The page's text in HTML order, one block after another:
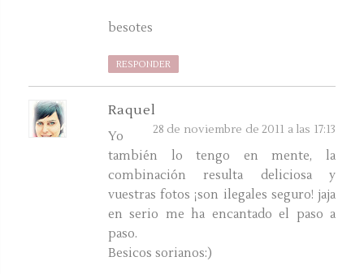
besotes
RESPONDER
Raquel
28 de noviembre de 2011 a las 17:13
Yo
también lo tengo en mente, la
combinación resulta deliciosa y
vuestras fotos ¡son ilegales seguro! jaja
en serio me ha encantado el paso a
paso.
Besicos sorianos:)